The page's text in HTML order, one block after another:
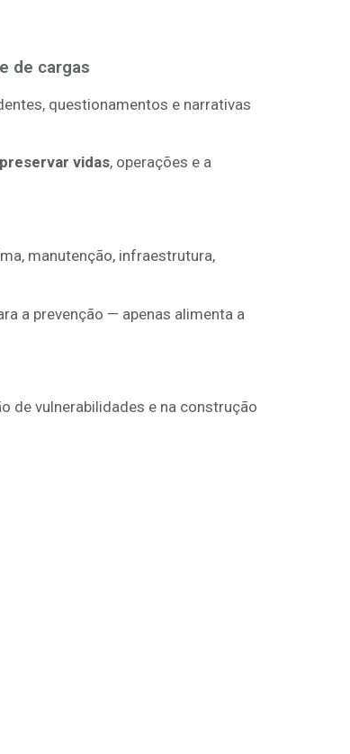
de cargas
questionamentos e narrativas
preservar vidas, operações e a
manutenção, infraestrutura,
a prevenção — apenas alimenta a
de vulnerabilidades e na construção